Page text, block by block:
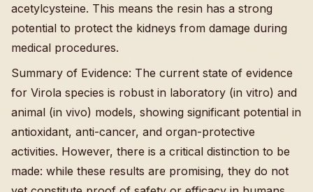
acetylcysteine. This means the resin has a strong
potential to protect the kidneys from damage during
medical procedures.
Summary of Evidence: The current state of evidence
for Virola species is robust in laboratory (in vitro) and
animal (in vivo) models, showing significant potential in
antioxidant, anti-cancer, and organ-protective
activities. However, there is a critical distinction to be
made: while these results are promising, they do not